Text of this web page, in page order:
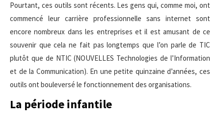
Pourtant, ces outils sont récents. Les gens qui, comme moi, ont
commencé leur carrière professionnelle sans internet sont
encore nombreux dans les entreprises et il est amusant de ce
souvenir que cela ne fait pas longtemps que l’on parle de TIC
plutôt que de NTIC (NOUVELLES Technologies de l’Information
et de la Communication). En une petite quinzaine d’années, ces
outils ont bouleversé le fonctionnement des organisations.
La période infantile